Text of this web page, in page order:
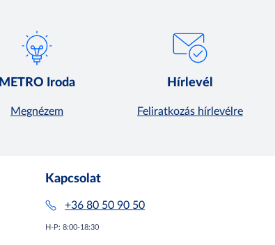
METRO Iroda
Megnézem
Hírlevél
Feliratkozás hírlevélre
Kapcsolat
+36 80 50 90 50
H-P: 8:00-18:30